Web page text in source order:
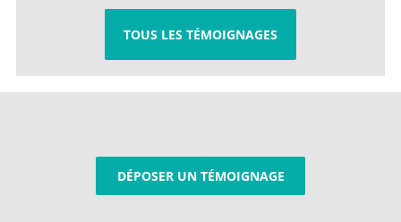
TOUS LES TÉMOIGNAGES
DÉPOSER UN TÉMOIGNAGE